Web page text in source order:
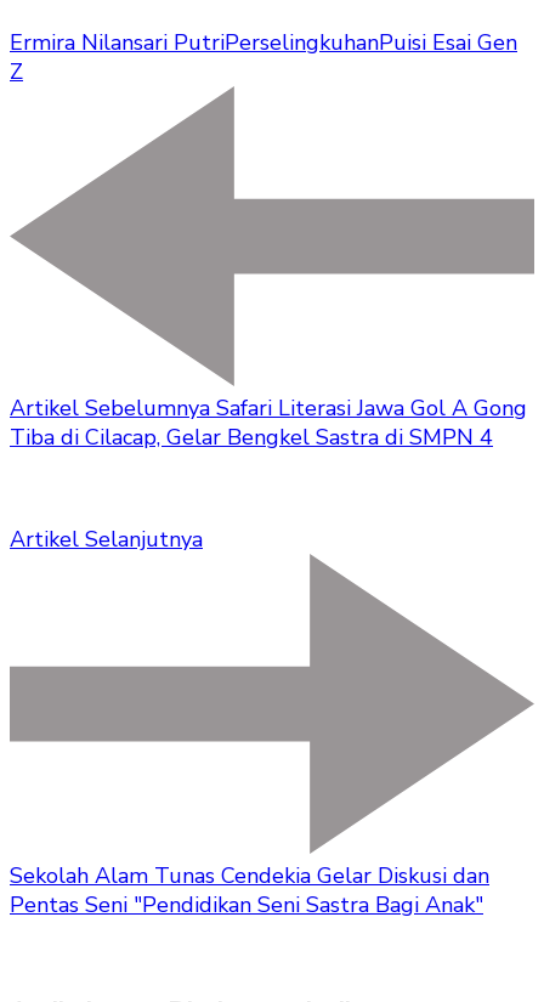
Ermira Nilansari PutriPerselingkuhanPuisi Esai Gen
Z
Artikel Sebelumnya Safari Literasi Jawa Gol A Gong
Tiba di Cilacap, Gelar Bengkel Sastra di SMPN 4
Artikel Selanjutnya
Sekolah Alam Tunas Cendekia Gelar Diskusi dan
Pentas Seni "Pendidikan Seni Sastra Bagi Anak"